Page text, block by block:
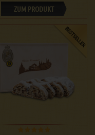
ZUM PRODUKT